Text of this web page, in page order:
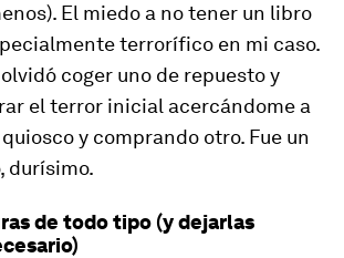
El miedo a no tener un libro
terrorífico en mi caso.
coger uno de repuesto y
el terror inicial acercándome a
y comprando otro. Fue un
durísimo.
de todo tipo (y dejarlas